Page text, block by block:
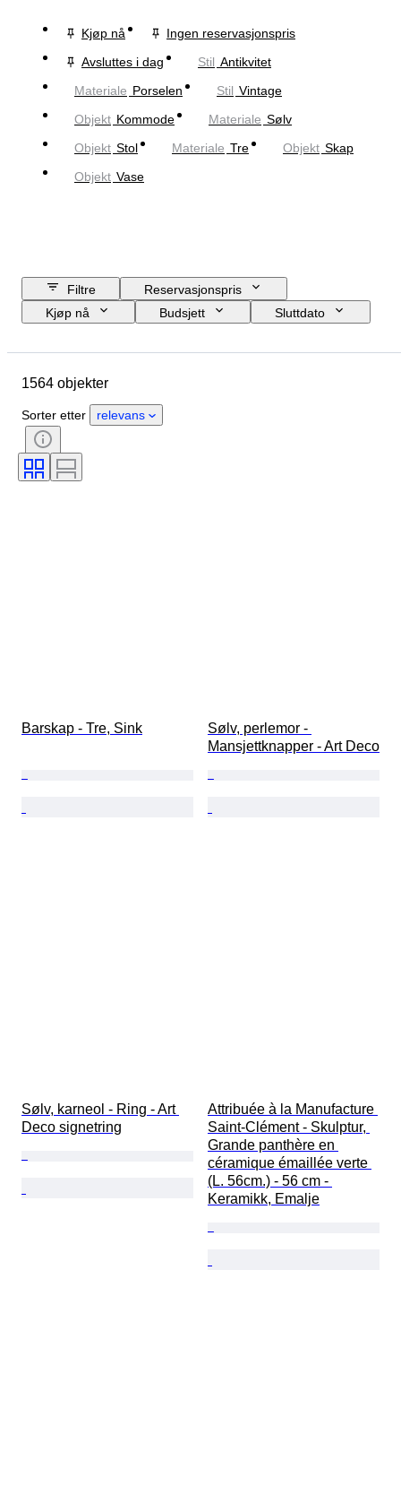
Kjøp nå
Ingen reservasjonspris
Avsluttes i dag
Stil Antikvitet
Materiale Porselen Stil Vintage
Objekt Kommode Materiale Sølv
Objekt Stol Materiale Tre Objekt Skap
Objekt Vase
Filtre
Reservasjonspris
Kjøp nå
Budsjett
Sluttdato
Opprinnelsesland
Tilstand
Sertifisering
Signatur
Striking
1564 objekter
Sorter etter relevans
Barskap - Tre, Sink
Sølv, perlemor -
Mansjettknapper - Art Deco
Sølv, karneol - Ring - Art
Deco signetring
Attribuée à la Manufacture
Saint-Clément - Skulptur,
Grande panthère en
céramique émaillée verte
(L. 56cm.) - 56 cm -
Keramikk, Emalje